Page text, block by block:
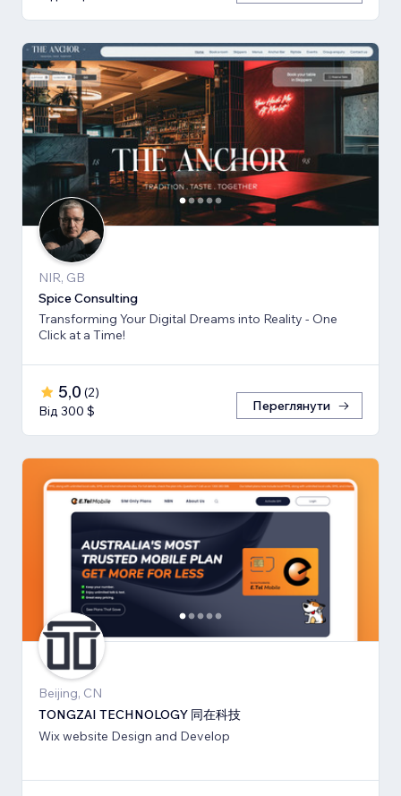
NIR, GB
Spice Consulting
Transforming Your Digital Dreams into Reality - One
Click at a Time!
5,0 (2)
Від 300 $
Переглянути
Beijing, CN
TONGZAI TECHNOLOGY 同在科技
Wix website Design and Develop